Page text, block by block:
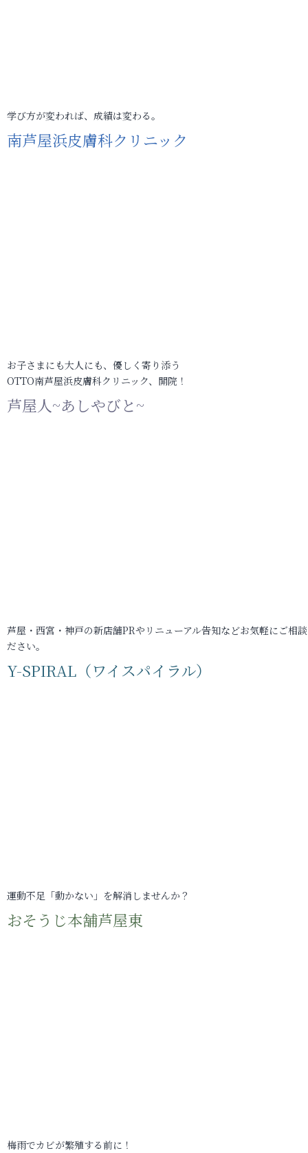
学び方が変われば、成績は変わる。
南芦屋浜皮膚科クリニック
お子さまにも大人にも、優しく寄り添う
OTTO南芦屋浜皮膚科クリニック、開院！
芦屋人~あしやびと~
芦屋・西宮・神戸の新店舗PRやリニューアル告知などお気軽にご相
ださい。
Y-SPIRAL（ワイスパイラル）
運動不足「動かない」を解消しませんか？
おそうじ本舗芦屋東
梅雨でカビが繁殖する前に！